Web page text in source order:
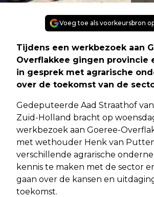
Voeg toe als voorkeursbron
Tijdens een werkbezoek aan
Overflakkee gingen provincie
in gesprek met agrarische
over de toekomst van de
Gedeputeerde Aad Straathof
Zuid-Holland bracht op
werkbezoek aan Goeree-
met wethouder Henk van
verschillende agrarische
kennis te maken met de sector
gaan over de kansen en
toekomst.